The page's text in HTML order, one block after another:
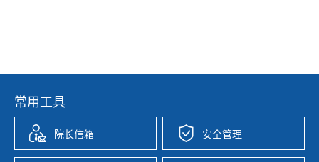
常用工具
院长信箱 安全管理